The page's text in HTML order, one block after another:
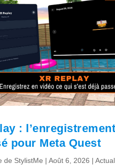
:
pour Meta Quest
de StylistMe |Août 6, 2026 |